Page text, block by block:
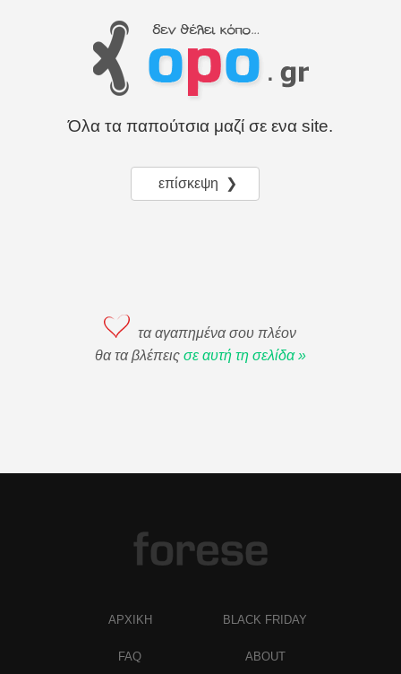
Όλα τα παπούτσια μαζί σε ενα site.
επίσκεψη ❯
τα αγαπημένα σου πλέον
θα τα βλέπεις σε αυτή τη σελίδα »
ΑΡΧΙΚΗ BLACK FRIDAY
FAQ ABOUT